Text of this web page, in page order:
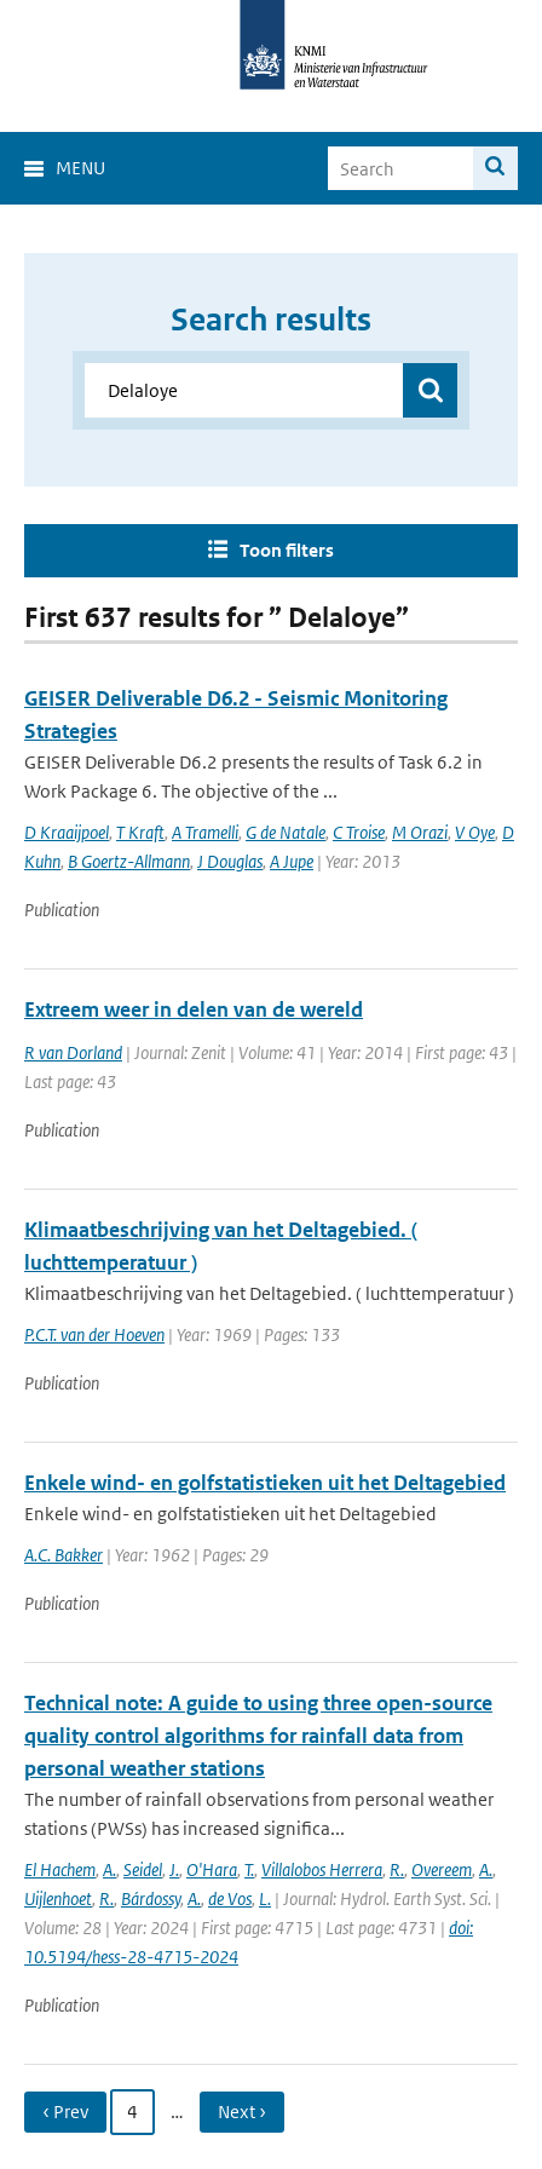
MENU
Search results
Toon filters
First 637 results for ” Delaloye”
GEISER Deliverable D6.2 - Seismic Monitoring
Strategies
GEISER Deliverable D6.2 presents the results of Task 6.2 in
Work Package 6. The objective of the ...
D Kraaijpoel, T Kraft, A Tramelli, G de Natale, C Troise, M Orazi, V Oye, D
Kuhn, B Goertz-Allmann, J Douglas, A Jupe | Year: 2013
Publication
Extreem weer in delen van de wereld
R van Dorland | Journal: Zenit | Volume: 41 | Year: 2014 | First page: 43 |
Last page: 43
Publication
Klimaatbeschrijving van het Deltagebied. (
luchttemperatuur )
Klimaatbeschrijving van het Deltagebied. ( luchttemperatuur )
P.C.T. van der Hoeven | Year: 1969 | Pages: 133
Publication
Enkele wind- en golfstatistieken uit het Deltagebied
Enkele wind- en golfstatistieken uit het Deltagebied
A.C. Bakker | Year: 1962 | Pages: 29
Publication
Technical note: A guide to using three open-source
quality control algorithms for rainfall data from
personal weather stations
The number of rainfall observations from personal weather
stations (PWSs) has increased significa...
El Hachem, A., Seidel, J., O'Hara, T., Villalobos Herrera, R., Overeem, A.,
Uijlenhoet, R., Bárdossy, A., de Vos, L. | Journal: Hydrol. Earth Syst. Sci. |
Volume: 28 | Year: 2024 | First page: 4715 | Last page: 4731 | doi:
10.5194/hess-28-4715-2024
Publication
‹ Prev 4 … Next ›